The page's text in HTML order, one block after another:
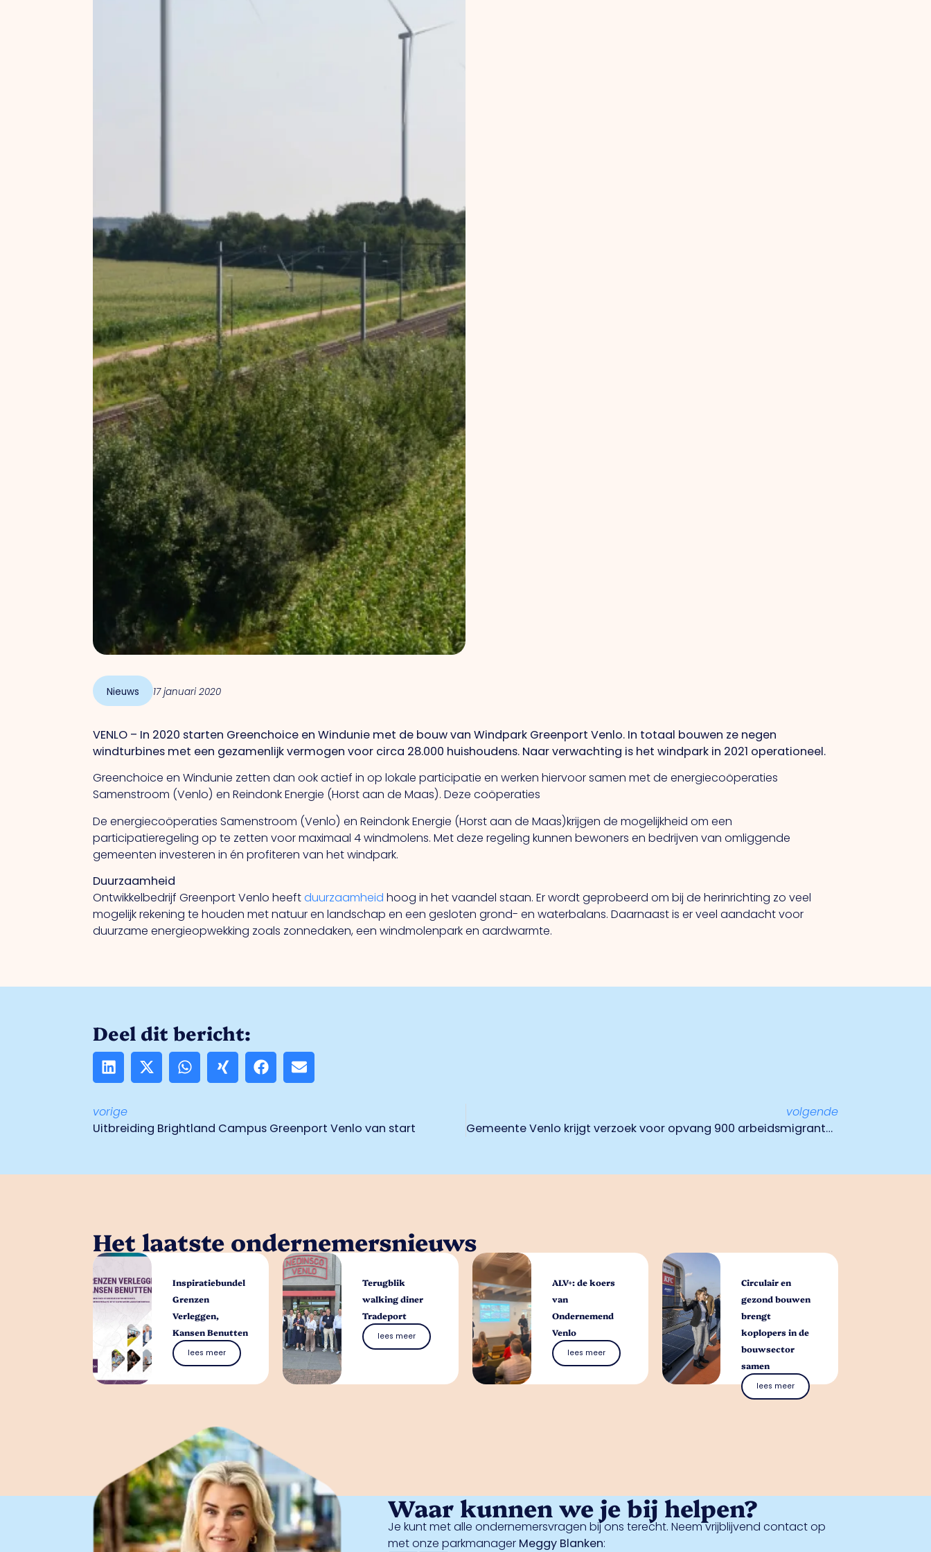
Nieuws 17 januari 2020
VENLO – In 2020 starten Greenchoice en Windunie met de bouw van Windpark Greenport Venlo. In totaal bouwen ze negen
windturbines met een gezamenlijk vermogen voor circa 28.000 huishoudens. Naar verwachting is het windpark in 2021 operationeel.
Greenchoice en Windunie zetten dan ook actief in op lokale participatie en werken hiervoor samen met de energiecoöperaties
Samenstroom (Venlo) en Reindonk Energie (Horst aan de Maas). Deze coöperaties
De energiecoöperaties Samenstroom (Venlo) en Reindonk Energie (Horst aan de Maas)krijgen de mogelijkheid om een
participatieregeling op te zetten voor maximaal 4 windmolens. Met deze regeling kunnen bewoners en bedrijven van omliggende
gemeenten investeren in én profiteren van het windpark.
Duurzaamheid
Ontwikkelbedrijf Greenport Venlo heeftduurzaamheid hoog in het vaandel staan. Er wordt geprobeerd om bij de herinrichting zo veel
mogelijk rekening te houden met natuur en landschap en een gesloten grond- en waterbalans. Daarnaast is er veel aandacht voor
duurzame energieopwekking zoals zonnedaken, een windmolenpark en aardwarmte.
Deel dit bericht:
vorige
Uitbreiding Brightland Campus Greenport Venlo van start
volgende
Gemeente Venlo krijgt verzoek voor opvang 900 arbeidsmigranten
Het laatste ondernemersnieuws
Inspiratiebundel
Grenzen
Verleggen,
Kansen Benutten
lees meer
Terugblik
walking diner
Tradeport
lees meer
ALV+: de koers
van
Ondernemend
Venlo
lees meer
Circulair en
gezond bouwen
brengt
koplopers in de
bouwsector
samen
lees meer
Waar kunnen we je bij helpen?
Je kunt met alle ondernemersvragen bij ons terecht. Neem vrijblijvend contact op
met onze parkmanager Meggy Blanken: